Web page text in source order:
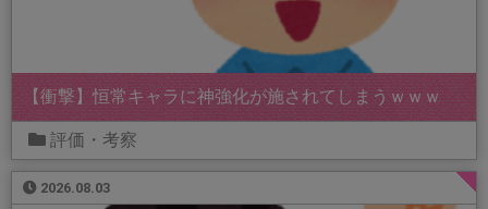
【衝撃】恒常キャラに神強化が施されてしまうｗｗｗ
評価・考察
2026.08.03